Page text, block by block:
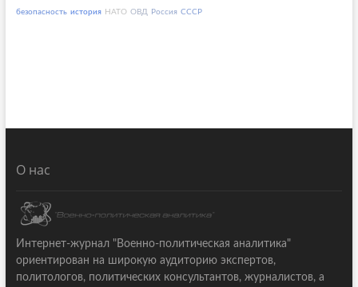
безопасность история НАТО ОВД Россия СССР
О нас
Интернет-журнал "Военно-политическая аналитика"
ориентирован на широкую аудиторию экспертов,
политологов, политических консультантов, журналистов, а